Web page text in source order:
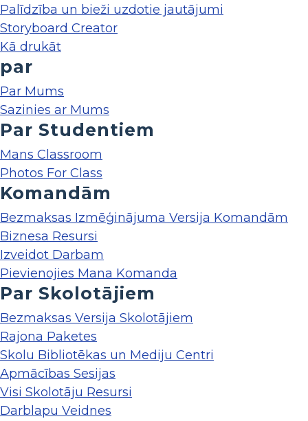
Palīdzība un bieži uzdotie jautājumi
Storyboard Creator
Kā drukāt
par
Par Mums
Sazinies ar Mums
Par Studentiem
Mans Classroom
Photos For Class
Komandām
Bezmaksas Izmēģinājuma Versija Komandām
Biznesa Resursi
Izveidot Darbam
Pievienojies Mana Komanda
Par Skolotājiem
Bezmaksas Versija Skolotājiem
Rajona Paketes
Skolu Bibliotēkas un Mediju Centri
Apmācības Sesijas
Visi Skolotāju Resursi
Darblapu Veidnes